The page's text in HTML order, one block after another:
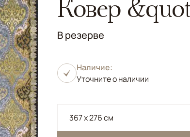
Ковер
В резерве
Наличие:
Уточните о наличии
367 x 276 см